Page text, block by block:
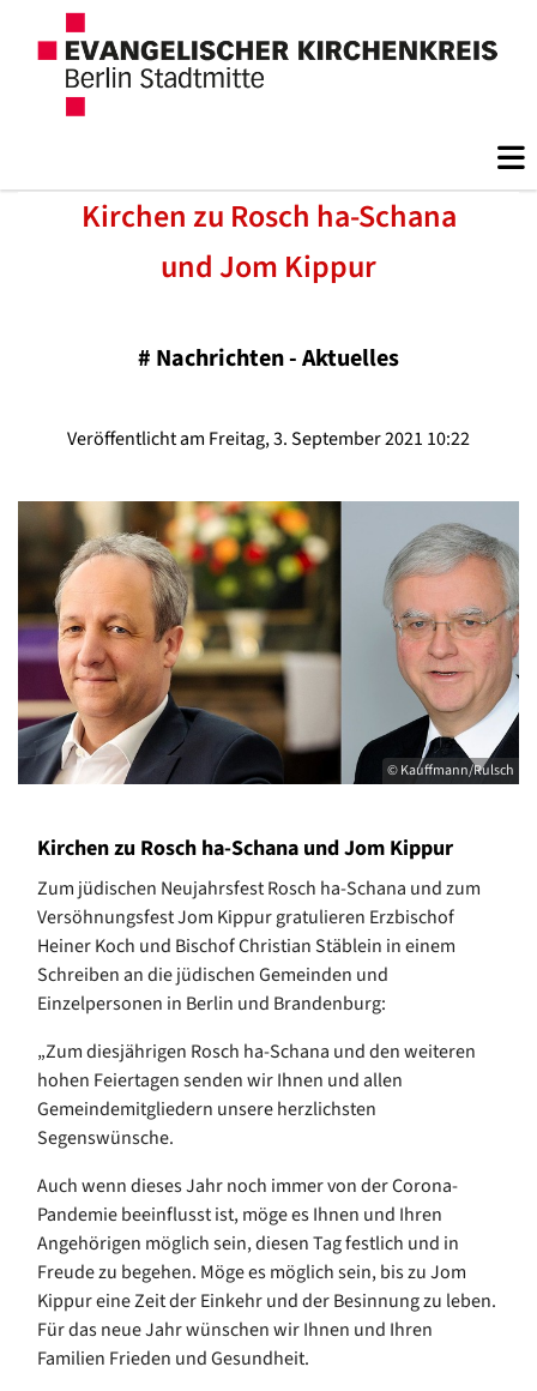
Kirchen zu Rosch ha-Schana
und Jom Kippur
# Nachrichten - Aktuelles
Veröffentlicht am Freitag, 3. September 2021 10:22
© Kauffmann/Rulsch
Kirchen zu Rosch ha-Schana und Jom Kippur
Zum jüdischen Neujahrsfest Rosch ha-Schana und zum
Versöhnungsfest Jom Kippur gratulieren Erzbischof
Heiner Koch und Bischof Christian Stäblein in einem
Schreiben an die jüdischen Gemeinden und
Einzelpersonen in Berlin und Brandenburg:
„Zum diesjährigen Rosch ha-Schana und den weiteren
hohen Feiertagen senden wir Ihnen und allen
Gemeindemitgliedern unsere herzlichsten
Segenswünsche.
Auch wenn dieses Jahr noch immer von der Corona-
Pandemie beeinflusst ist, möge es Ihnen und Ihren
Angehörigen möglich sein, diesen Tag festlich und in
Freude zu begehen. Möge es möglich sein, bis zu Jom
Kippur eine Zeit der Einkehr und der Besinnung zu leben.
Für das neue Jahr wünschen wir Ihnen und Ihren
Familien Frieden und Gesundheit.